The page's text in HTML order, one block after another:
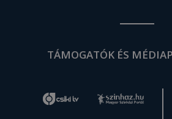
TÁMOGATÓK ÉS